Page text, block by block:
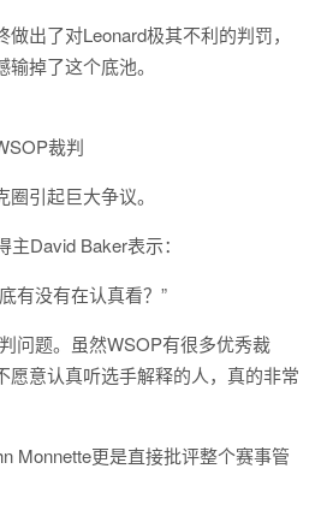
出了对Leonard极其不利的判罚，
掉了这个底池。
裁判
引起巨大争议。
David Baker表示：
有没有在认真看？”
问题。虽然WSOP有很多优秀裁
愿意认真听选手解释的人，真的非常
Monnette更是直接批评整个赛事管